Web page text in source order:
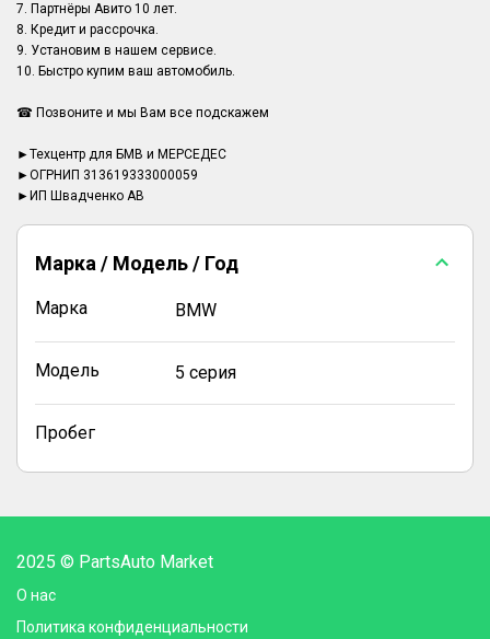
7. Партнёры Авито 10 лет.
8. Кредит и рассрочка.
9. Установим в нашем сервисе.
10. Быстро купим ваш автомобиль.
☎ Позвоните и мы Вам все подскажем
►Техцентр для БМВ и МЕРСЕДЕС
►ОГРНИП 313619333000059
►ИП Швадченко АВ
Марка / Модель / Год
Марка BMW
Модель 5 серия
Пробег
2025 © PartsAuto Market
О нас
Политика конфиденциальности